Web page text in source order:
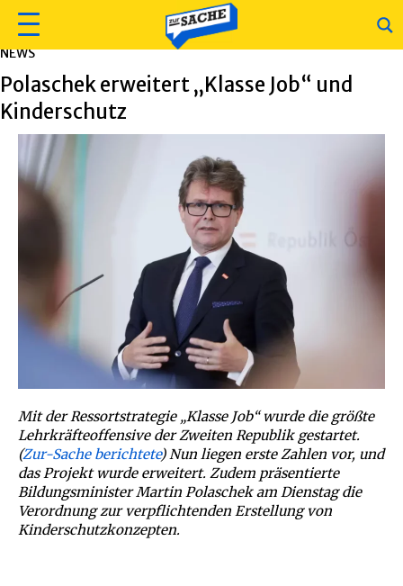
NEWS
Polaschek erweitert „Klasse Job“ und
Kinderschutz
Mit der Ressortstrategie „Klasse Job“ wurde die größte
Lehrkräfteoffensive der Zweiten Republik gestartet.
(Zur-Sache berichtete) Nun liegen erste Zahlen vor, und
das Projekt wurde erweitert. Zudem präsentierte
Bildungsminister Martin Polaschek am Dienstag die
Verordnung zur verpflichtenden Erstellung von
Kinderschutzkonzepten.